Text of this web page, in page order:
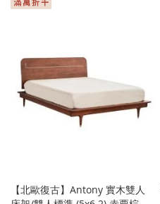
入
【北歐復古】Antony 實木雙人